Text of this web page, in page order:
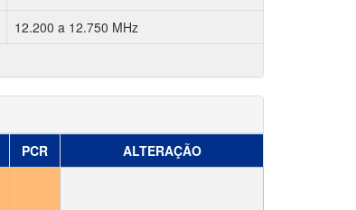
12.200 a 12.750 MHz
PCR
ALTERAÇÃO